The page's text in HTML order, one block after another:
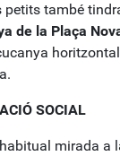
també
de la Plaça
SOCIAL
mirada a